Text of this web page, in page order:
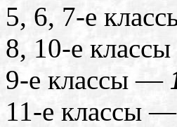
5, 6, 7-е
8, 10-е
9-е классы —
11-е классы